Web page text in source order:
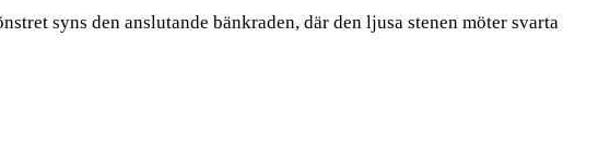
syns den anslutande bänkraden, där den ljusa stenen möter svarta